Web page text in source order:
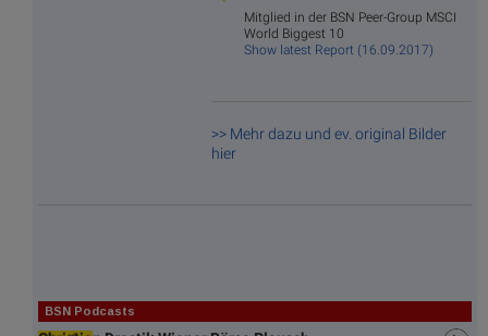
Mitglied in der BSN Peer-Group MSCI
World Biggest 10
Show latest Report (16.09.2017)
>> Mehr dazu und ev. original Bilder
hier
BSN Podcasts